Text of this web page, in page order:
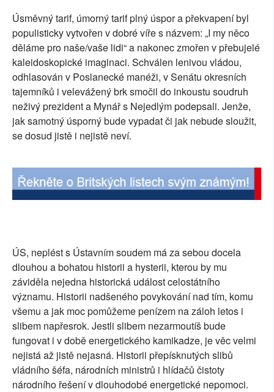
SOCIÁLNÍ SÍTĚ
RUBRIKY
PLNÁ VERZE STRÁNEK
Úsměvný tarif, úmorný tarif plný úspor a překvapení byl
populisticky vytvořen v dobré víře s názvem: „I my něco
děláme pro naše/vaše lidi“ a nakonec zmořen v přebujelé
kaleidoskopické imaginaci. Schválen lenivou vládou,
odhlasován v Poslanecké manéži, v Senátu okresních
tajemníků i velevážený brk smočil do inkoustu soudruh
neživý prezident a Mynář s Nejedlým podepsali. Jenže,
jak samotný úsporný bude vypadat či jak nebude sloužit,
se dosud jistě i nejistě neví.
ÚS, neplést s Ústavním soudem má za sebou docela
dlouhou a bohatou historii a hysterii, kterou by mu
záviděla nejedna historická událost celostátního
významu. Historii nadšeného povykování nad tím, komu
všemu a jak moc pomůžeme penízem na záloh letos i
slibem napřesrok. Jestli slibem nezarmoutíš bude
fungovat i v době energetického kamikadze, je věc velmi
nejistá až jistě nejasná. Historii přepísknutých slibů
vládního šéfa, národních ministrů i hlídačů čistoty
národního řešení v dlouhodobé energetické nepomoci.